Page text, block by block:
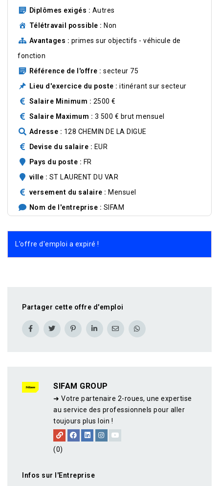
Diplômes exigés
Autres
Télétravail possible
Non
Avantages
primes sur objectifs - véhicule de
fonction
Référence de l'offre
secteur 75
Lieu d'exercice du poste
itinérant sur secteur
Salaire Minimum
2500 €
Salaire Maximum
3 500 € brut mensuel
Adresse
128 CHEMIN DE LA DIGUE
Devise du salaire
EUR
Pays du poste
FR
ville
ST LAURENT DU VAR
versement du salaire
Mensuel
Nom de l'entreprise
SIFAM
L’offre d'emploi a expiré !
Partager cette offre d'emploi
SIFAM GROUP
➜ Votre partenaire 2-roues, une expertise
au service des professionnels pour aller
toujours plus loin !
(0)
Infos sur l'Entreprise